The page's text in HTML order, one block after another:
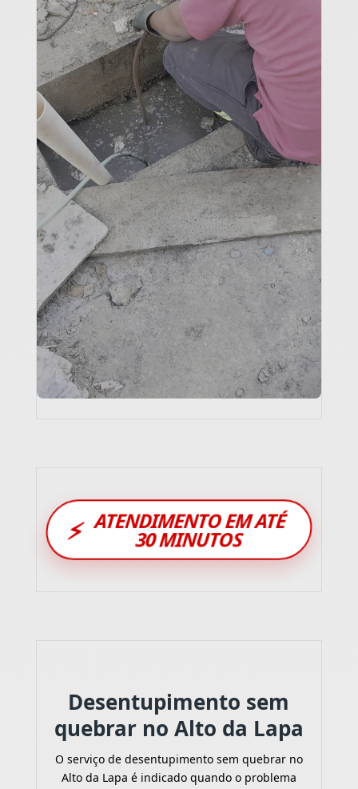
⚡ ATENDIMENTO EM ATÉ
30 MINUTOS
Desentupimento sem
quebrar no Alto da Lapa
O serviço de desentupimento sem quebrar no
Alto da Lapa é indicado quando o problema